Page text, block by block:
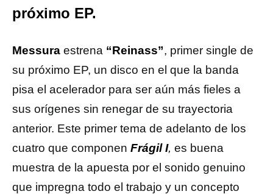
próximo EP.
Messura estrena “Reinass”, primer single de
su próximo EP, un disco en el que la banda
pisa el acelerador para ser aún más fieles a
sus orígenes sin renegar de su trayectoria
anterior. Este primer tema de adelanto de los
cuatro que componen Frágil I, es buena
muestra de la apuesta por el sonido genuino
que impregna todo el trabajo y un concepto